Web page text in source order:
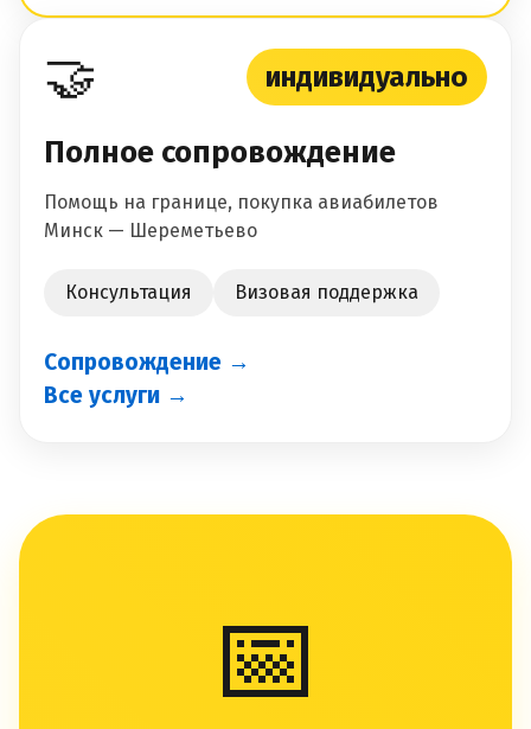
🤝 индивидуально
Полное сопровождение
Помощь на границе, покупка авиабилетов
Минск — Шереметьево
Консультация Визовая поддержка
Сопровождение →
Все услуги →
📅